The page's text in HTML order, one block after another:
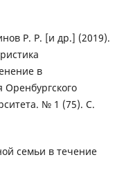
Р. Р. [и др.] (2019).
в
№ 1 (75). С.
семьи в течение